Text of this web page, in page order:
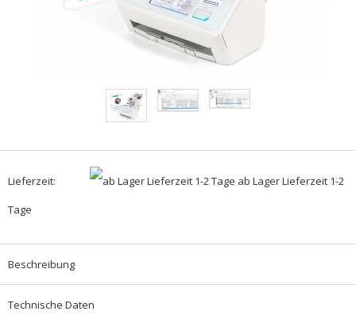
Lieferzeit:
ab Lager Lieferzeit 1-2
Tage
Beschreibung
Technische Daten